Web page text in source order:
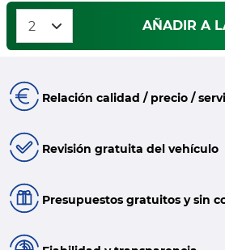
AÑADIR A
Relación calidad / precio /
Revisión gratuita del vehículo
Presupuestos gratuitos y sin